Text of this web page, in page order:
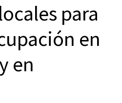
para
en
en